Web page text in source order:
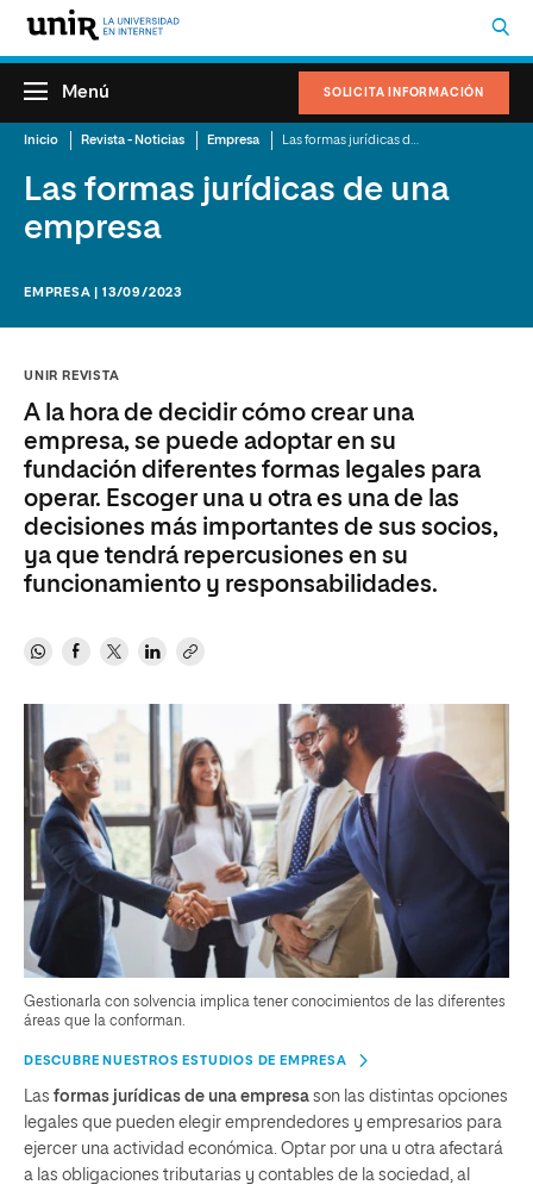
SOLICITA INFORMACIÓN
Menú
Inicio Revista - Noticias Empresa
Las formas jurídicas de una
empresa
EMPRESA | 13/09/2023
UNIR REVISTA
A la hora de decidir cómo crear una
empresa, se puede adoptar en su
fundación diferentes formas legales para
operar. Escoger una u otra es una de las
decisiones más importantes de sus socios,
ya que tendrá repercusiones en su
funcionamiento y responsabilidades.
Gestionarla con solvencia implica tener conocimientos de las diferentes
áreas que la conforman.
DESCUBRE NUESTROS ESTUDIOS DE EMPRESA
Las formas jurídicas de una empresa son las distintas opciones
legales que pueden elegir emprendedores y empresarios para
ejercer una actividad económica. Optar por una u otra afectará
a las obligaciones tributarias y contables de la sociedad, al